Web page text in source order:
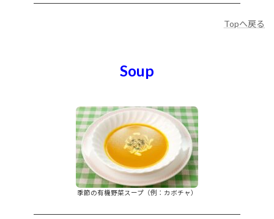
Topへ戻る
Soup
季節の有機野菜スープ（例：カボチャ）